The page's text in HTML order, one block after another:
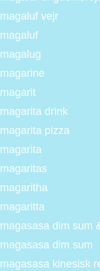
magaluf vejr
magaluf
magalug
magarine
magarit
magarita drink
magarita pizza
magarita
magaritas
magaritha
magaritta
magasasa dim sum
magasasa dim sum
magasasa kinesisk